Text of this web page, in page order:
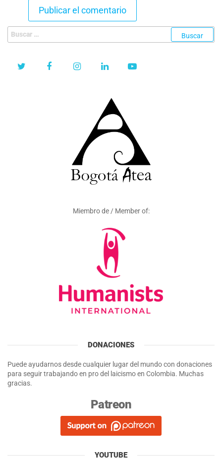
Buscar:
Miembro de / Member of:
DONACIONES
Puede ayudarnos desde cualquier lugar del mundo con donaciones
para seguir trabajando en pro del laicismo en Colombia. Muchas
gracias.
Patreon
YOUTUBE